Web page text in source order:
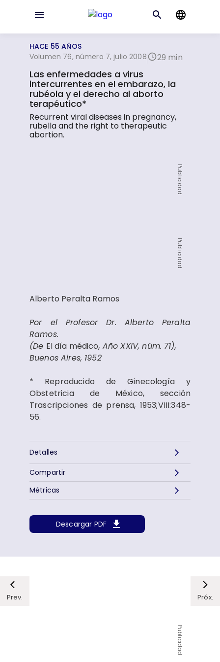
HACE 55 AÑOS
Volumen 76, número 7, julio 2008
29 min
Las enfermedades a virus
intercurrentes en el embarazo, la
rubéola y el derecho al aborto
terapéutico*
Recurrent viral diseases in pregnancy,
rubella and the right to therapeutic
abortion.
Publicidad
Publicidad
Alberto Peralta Ramos
Por el Profesor Dr. Alberto Peralta
Ramos.
(De El día médico, Año XXIV, núm. 71),
Buenos Aires, 1952
* Reproducido de Ginecología y
Obstetricia de México, sección
Trascripciones de prensa, 1953;VIII:348-
56.
Detalles
Descargar PDF
Métricas
Compartir
Prev. Próx.
Publicidad